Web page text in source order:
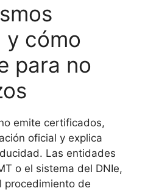
y cómo
para no
emite certificados,
oficial y explica
Las entidades
o el sistema del DNIe,
procedimiento de